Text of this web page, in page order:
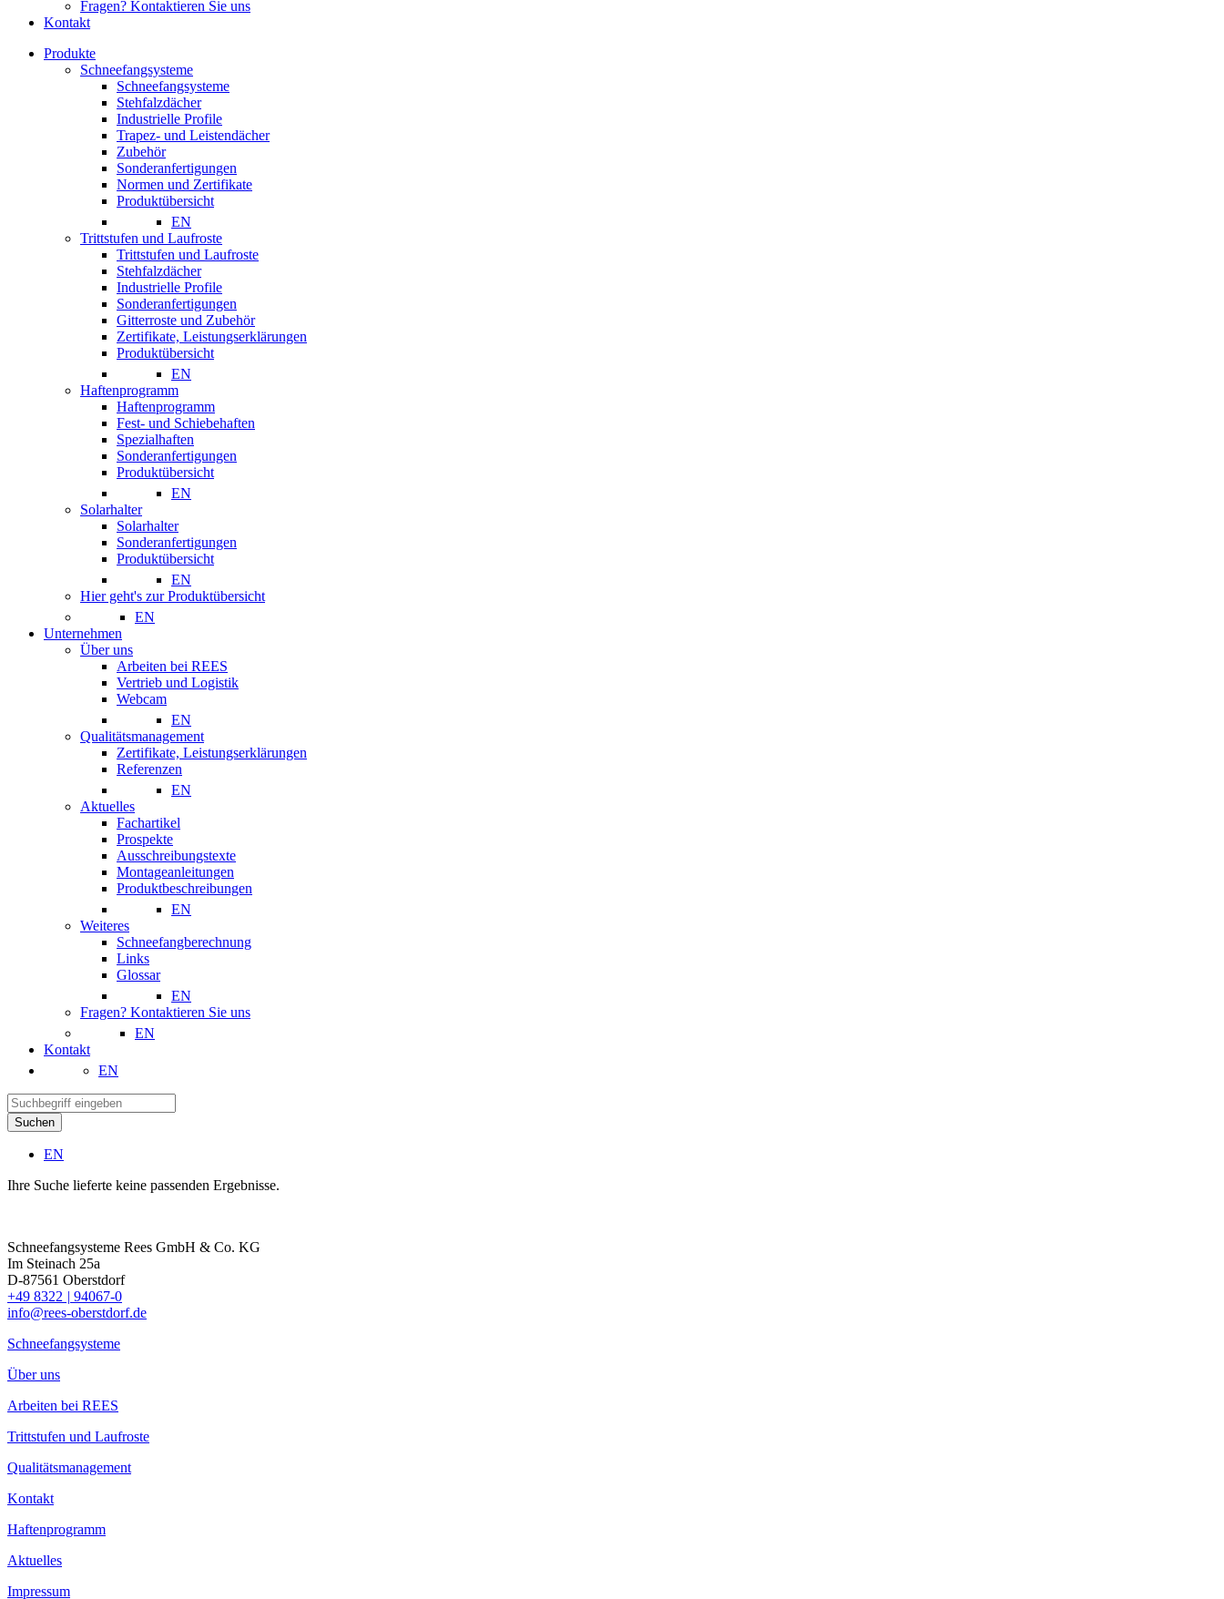
Fragen? Kontaktieren Sie uns
Kontakt
Produkte
Schneefangsysteme
Schneefangsysteme
Stehfalzdächer
Industrielle Profile
Trapez- und Leistendächer
Zubehör
Sonderanfertigungen
Normen und Zertifikate
Produktübersicht
EN
Trittstufen und Laufroste
Trittstufen und Laufroste
Stehfalzdächer
Industrielle Profile
Sonderanfertigungen
Gitterroste und Zubehör
Zertifikate, Leistungserklärungen
Produktübersicht
EN
Haftenprogramm
Haftenprogramm
Fest- und Schiebehaften
Spezialhaften
Sonderanfertigungen
Produktübersicht
EN
Solarhalter
Solarhalter
Sonderanfertigungen
Produktübersicht
EN
Hier geht's zur Produktübersicht
EN
Unternehmen
Über uns
Arbeiten bei REES
Vertrieb und Logistik
Webcam
EN
Qualitätsmanagement
Zertifikate, Leistungserklärungen
Referenzen
EN
Aktuelles
Fachartikel
Prospekte
Ausschreibungstexte
Montageanleitungen
Produktbeschreibungen
EN
Weiteres
Schneefangberechnung
Links
Glossar
EN
Fragen? Kontaktieren Sie uns
EN
Kontakt
EN
Suchen
EN
Ihre Suche lieferte keine passenden Ergebnisse.
Schneefangsysteme Rees GmbH & Co. KG
Im Steinach 25a
D-87561 Oberstdorf
+49 8322 | 94067-0
info@rees-oberstdorf.de
Schneefangsysteme
Über uns
Arbeiten bei REES
Trittstufen und Laufroste
Qualitätsmanagement
Kontakt
Haftenprogramm
Aktuelles
Impressum